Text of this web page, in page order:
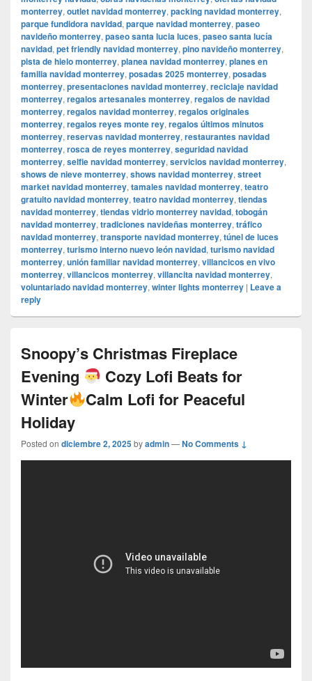
monterrey, outlet navidad monterrey, packing navidad monterrey,
parque fundidora navidad, parque navidad monterrey, paseo
navideño monterrey, paseo santa lucia luces, paseo santa lucía
navidad, pet friendly navidad monterrey, pino navideño monterrey,
pista de hielo monterrey, planea navidad monterrey, planes en
familia navidad monterrey, posadas 2025 monterrey, posadas
monterrey, presentaciones navidad monterrey, reciclaje navidad
monterrey, regalos artesanales monterrey, regalos de navidad
monterrey, regalos navidad monterrey, regalos originales
monterrey, regalos reyes monte rey, regalos últimos minutos
monterrey, reservas navidad monterrey, restaurantes navidad
monterrey, rosca de reyes monterrey, seguridad navidad
monterrey, selfie navidad monterrey, servicios navidad monterrey,
shows de nieve monterrey, shows navidad monterrey, street
market navidad monterrey, tamales navidad monterrey, teatro
gratuito navidad monterrey, teatro navidad monterrey, tiendas
navidad monterrey, tiendas vidrio monterrey navidad, tobogán
navidad monterrey, tradiciones navideñas monterrey, tráfico
navidad monterrey, transporte navidad monterrey, túnel de luces
monterrey, turismo interno nuevo león navidad, turismo navidad
monterrey, unión familiar navidad monterrey, villancicos en vivo
monterrey, villancicos monterrey, villancita navidad monterrey,
voluntariado navidad monterrey, winter lights monterrey | Leave a
reply
Snoopy’s Christmas Fireplace
Evening
Cozy Lofi Beats for
Winter
Calm Lofi for Peaceful
Holiday
Posted on diciembre 2, 2025byadmin—No Comments ↓